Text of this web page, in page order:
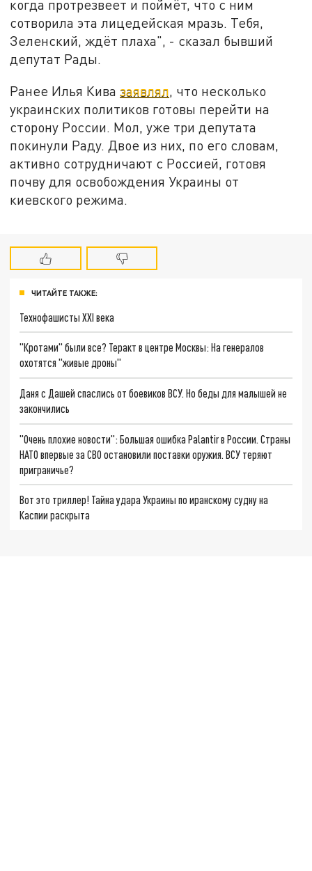
когда протрезвеет и поймёт, что с ним
сотворила эта лицедейская мразь. Тебя,
Зеленский, ждёт плаха", - сказал бывший
депутат Рады.
Ранее Илья Кивазаявлял, что несколько
украинских политиков готовы перейти на
сторону России. Мол, уже три депутата
покинули Раду. Двое из них, по его словам,
активно сотрудничают с Россией, готовя
почву для освобождения Украины от
киевского режима.
ЧИТАЙТЕ ТАКЖЕ:
Технофашисты XXI века
"Кротами" были все? Теракт в центре Москвы: На генералов
охотятся "живые дроны"
Даня с Дашей спаслись от боевиков ВСУ. Но беды для малышей не
закончились
"Очень плохие новости": Большая ошибка Palantir в России. Страны
НАТО впервые за СВО остановили поставки оружия. ВСУ теряют
приграничье?
Вот это триллер! Тайна удара Украины по иранскому судну на
Каспии раскрыта